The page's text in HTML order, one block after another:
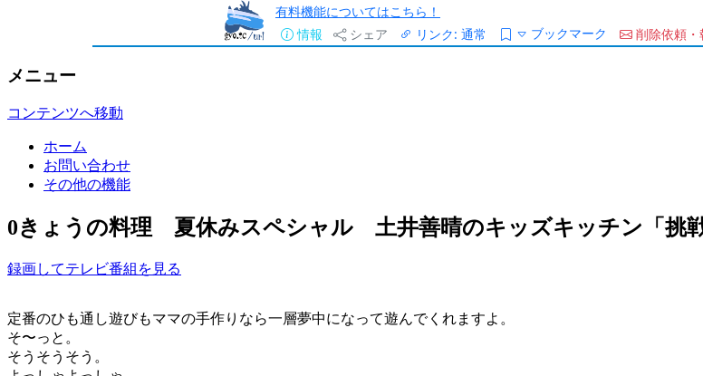
有料機能についてはこちら！
情報
シェア リンク: 通常 ブックマーク 削除依頼・